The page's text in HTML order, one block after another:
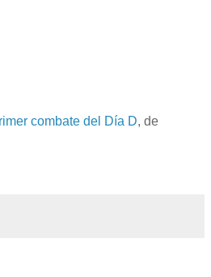
combate del Día D, de